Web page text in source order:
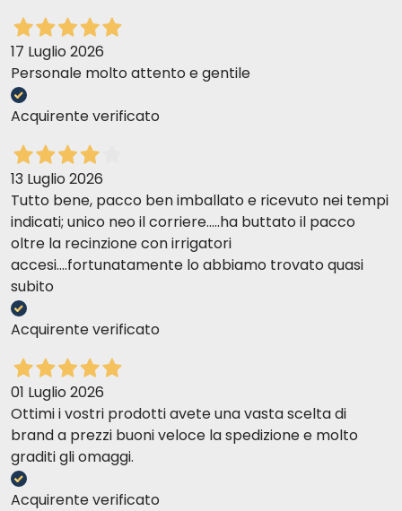
17 Luglio 2026
Personale molto attento e gentile
Acquirente verificato
13 Luglio 2026
Tutto bene, pacco ben imballato e ricevuto nei tempi
indicati; unico neo il corriere.....ha buttato il pacco
oltre la recinzione con irrigatori
accesi....fortunatamente lo abbiamo trovato quasi
subito
Acquirente verificato
01 Luglio 2026
Ottimi i vostri prodotti avete una vasta scelta di
brand a prezzi buoni veloce la spedizione e molto
graditi gli omaggi.
Acquirente verificato